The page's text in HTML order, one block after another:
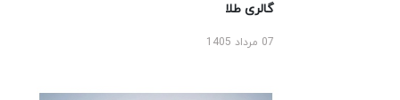
گالری طلا
07 مرداد 1405